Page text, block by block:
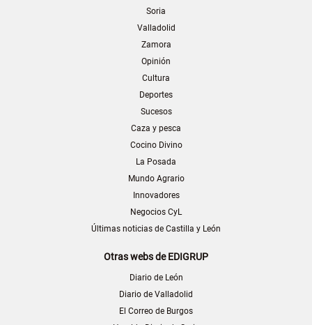
Soria
Valladolid
Zamora
Opinión
Cultura
Deportes
Sucesos
Caza y pesca
Cocino Divino
La Posada
Mundo Agrario
Innovadores
Negocios CyL
Últimas noticias de Castilla y León
Otras webs de EDIGRUP
Diario de León
Diario de Valladolid
El Correo de Burgos